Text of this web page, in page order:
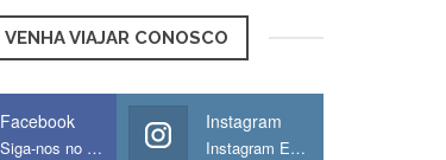
VENHA VIAJAR CONOSCO
Facebook
Siga-nos no Facebook
Instagram
Instagram Europamos